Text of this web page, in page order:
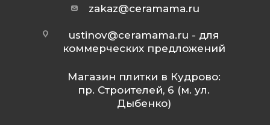
zakaz@ceramama.ru
ustinov@ceramama.ru - для
коммерческих предложений
Магазин плитки в Кудрово:
пр. Строителей, 6 (м. ул.
Дыбенко)